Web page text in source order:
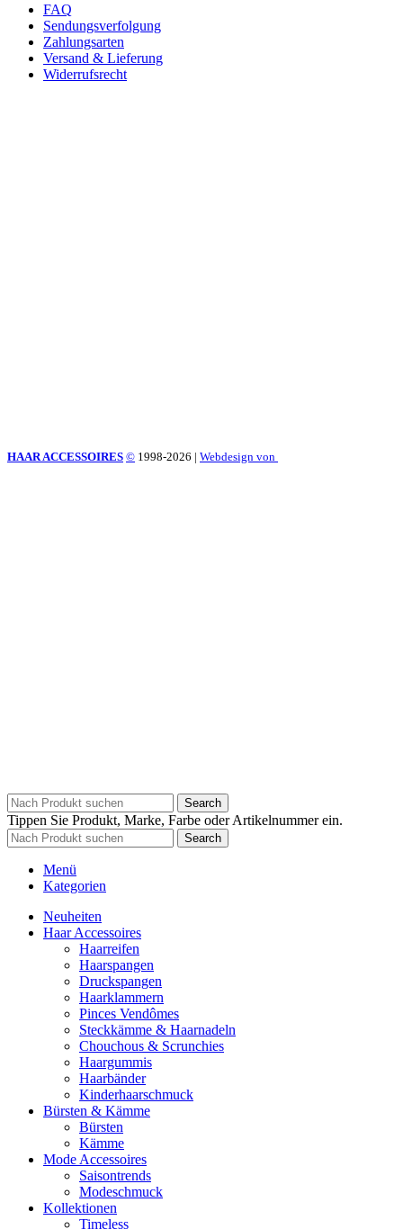
FAQ
Sendungsverfolgung
Zahlungsarten
Versand & Lieferung
Widerrufsrecht
HAAR ACCESSOIRES © 1998-2026 | Webdesign von
Search
Tippen Sie Produkt, Marke, Farbe oder Artikelnummer ein.
Search
Menü
Kategorien
Neuheiten
Haar Accessoires
Haarreifen
Haarspangen
Druckspangen
Haarklammern
Pinces Vendômes
Steckkämme & Haarnadeln
Chouchous & Scrunchies
Haargummis
Haarbänder
Kinderhaarschmuck
Bürsten & Kämme
Bürsten
Kämme
Mode Accessoires
Saisontrends
Modeschmuck
Kollektionen
Timeless